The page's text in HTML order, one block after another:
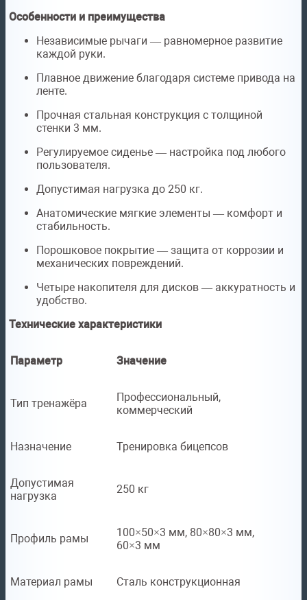
Особенности и преимущества
Независимые рычаги — равномерное развитие
каждой руки.
Плавное движение благодаря системе привода на
ленте.
Прочная стальная конструкция с толщиной
стенки 3 мм.
Регулируемое сиденье — настройка под любого
пользователя.
Допустимая нагрузка до 250 кг.
Анатомические мягкие элементы — комфорт и
стабильность.
Порошковое покрытие — защита от коррозии и
механических повреждений.
Четыре накопителя для дисков — аккуратность и
удобство.
Технические характеристики
Параметр Значение
Тип тренажёра
Профессиональный,
коммерческий
Назначение Тренировка бицепсов
Допустимая
нагрузка
250 кг
Профиль рамы
100×50×3 мм, 80×80×3 мм,
60×3 мм
Материал рамы Сталь конструкционная